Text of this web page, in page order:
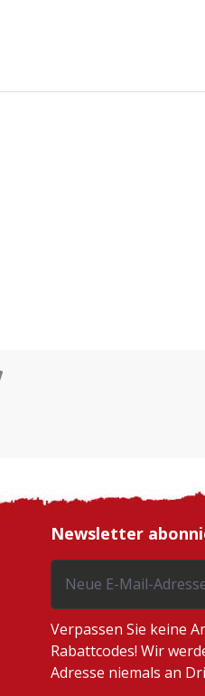
Newsletter
Verpassen Sie keine
Rabattcodes! Wir
Adresse niemals an